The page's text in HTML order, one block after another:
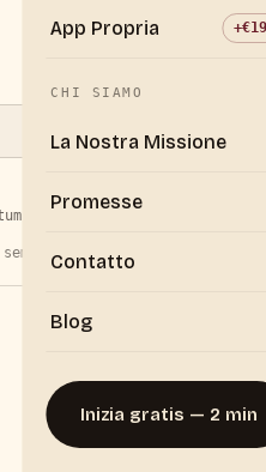
App Propria
CHI SIAMO
La Nostra Missione
Promesse
Contatto
Blog
Inizia gratis — 2 min
60 mesi